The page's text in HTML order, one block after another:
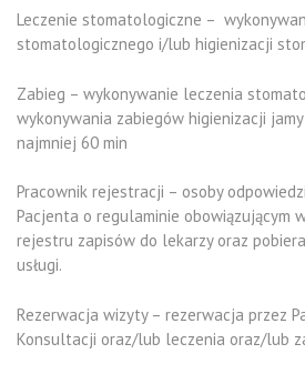
Leczenie stomatologiczne –
stomatologicznego i/lub higienizacji
Zabieg – wykonywanie leczenia
wykonywania zabiegów higienizacji
najmniej 60 min
Pracownik rejestracji – osoby
Pacjenta o regulaminie obowiązującym
rejestru zapisów do lekarzy oraz
usługi.
Rezerwacja wizyty – rezerwacja przez
Konsultacji oraz/lub leczenia oraz/lub